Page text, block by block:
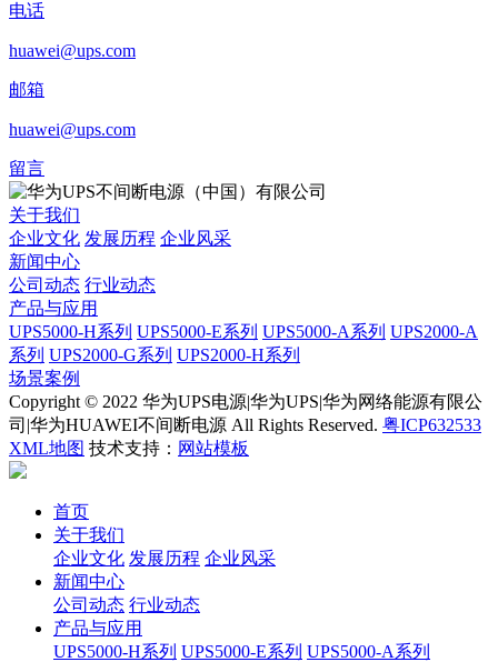
电话
huawei@ups.com
邮箱
huawei@ups.com
留言
关于我们
企业文化 发展历程 企业风采
新闻中心
公司动态 行业动态
产品与应用
UPS5000-H系列 UPS5000-E系列 UPS5000-A系列 UPS2000-A
系列 UPS2000-G系列 UPS2000-H系列
场景案例
Copyright © 2022 华为UPS电源|华为UPS|华为网络能源有限公
司|华为HUAWEI不间断电源 All Rights Reserved. 粤ICP632533
XML地图 技术支持： 网站模板
首页
关于我们
企业文化 发展历程 企业风采
新闻中心
公司动态 行业动态
产品与应用
UPS5000-H系列 UPS5000-E系列 UPS5000-A系列